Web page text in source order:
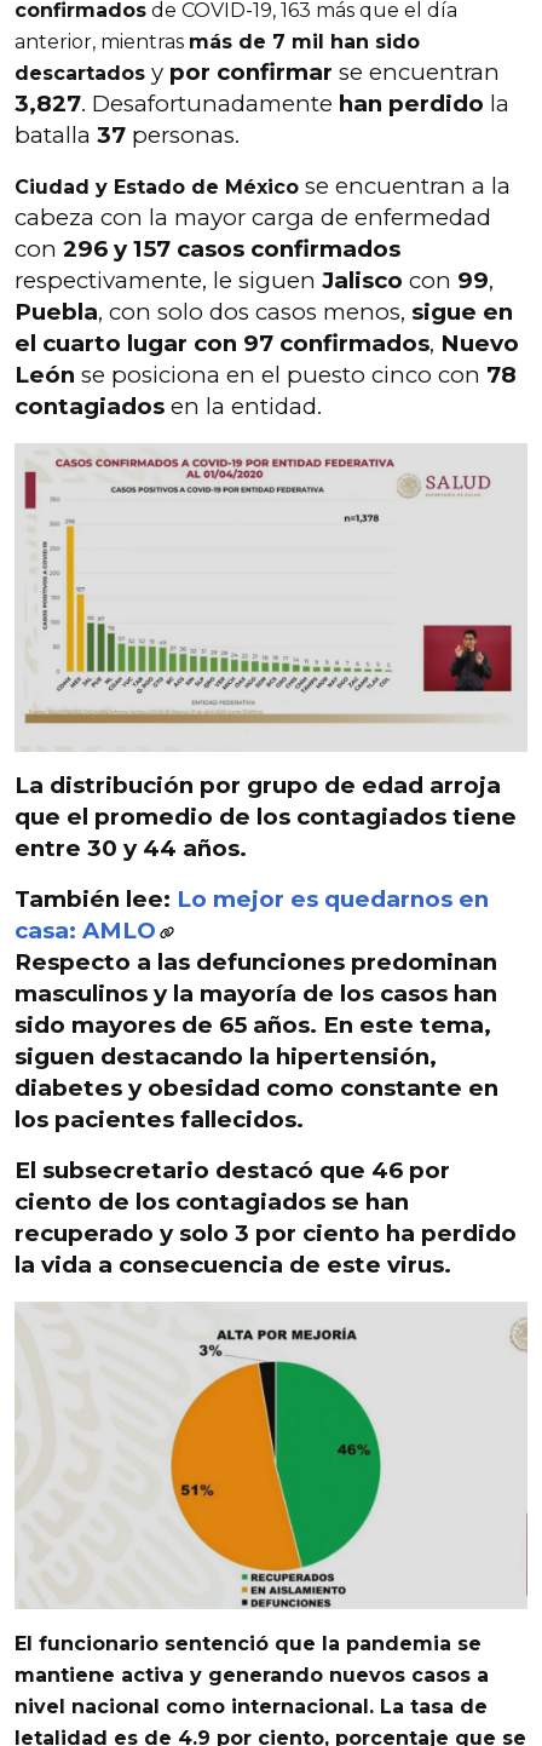
confirmados de COVID-19, 163 más que el día
anterior, mientras más de 7 mil han sido
descartados y por confirmar se encuentran
3,827. Desafortunadamente han perdido la
batalla 37 personas.
Ciudad y Estado de México se encuentran a la
cabeza con la mayor carga de enfermedad
con 296 y 157 casos confirmados
respectivamente, le siguen Jalisco con 99,
Puebla, con solo dos casos menos, sigue en
el cuarto lugar con 97 confirmados, Nuevo
León se posiciona en el puesto cinco con 78
contagiados en la entidad.
La distribución por grupo de edad arroja
que el promedio de los contagiados tiene
entre 30 y 44 años.
También lee: Lo mejor es quedarnos en
casa: AMLO
Respecto a las defunciones predominan
masculinos y la mayoría de los casos han
sido mayores de 65 años. En este tema,
siguen destacando la hipertensión,
diabetes y obesidad como constante en
los pacientes fallecidos.
El subsecretario destacó que 46 por
ciento de los contagiados se han
recuperado y solo 3 por ciento ha perdido
la vida a consecuencia de este virus.
El funcionario sentenció que la pandemia se
mantiene activa y generando nuevos casos a
nivel nacional como internacional. La tasa de
letalidad es de 4.9 por ciento, porcentaje que se